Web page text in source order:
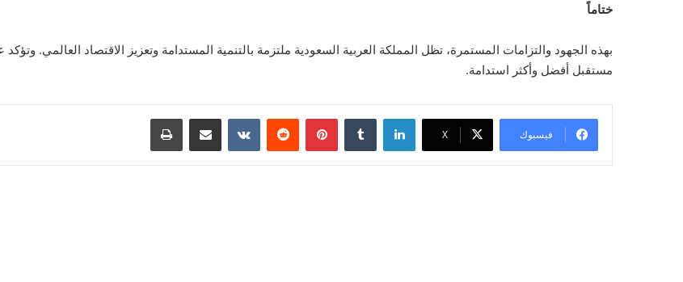
ختاماً
بهذه الجهود والتزامات المستمرة، تظل المملكة العربية السعودية ملتزمة بالتنمية المستدامة وتعزيز الاقتصاد العالمي.
مستقبل أفضل وأكثر استدامة.
فيسبوك ‫X
لينكدإن بينتيريست